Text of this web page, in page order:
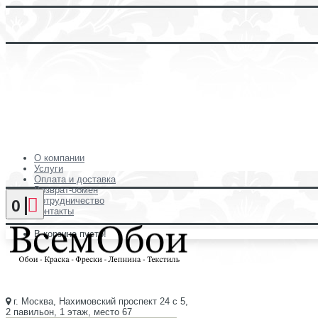
О компании
Услуги
Оплата и доставка
Возврат-обмен
Сотрудничество
Контакты
0
В корзине пусто!
г. Москва, Нахимовский проспект 24 с 5,
2 павильон, 1 этаж, место 67